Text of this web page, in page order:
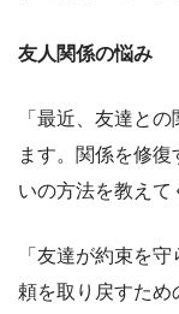
友人関係の悩み
「最近、友達と
ます。関係を修
いの方法を教えて
「友達が約束を
頼を取り戻すため